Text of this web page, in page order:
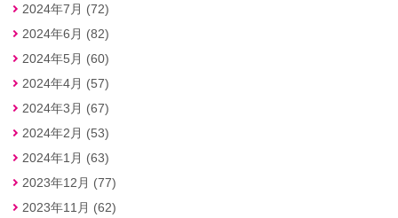
2024年7月 (72)
2024年6月 (82)
2024年5月 (60)
2024年4月 (57)
2024年3月 (67)
2024年2月 (53)
2024年1月 (63)
2023年12月 (77)
2023年11月 (62)